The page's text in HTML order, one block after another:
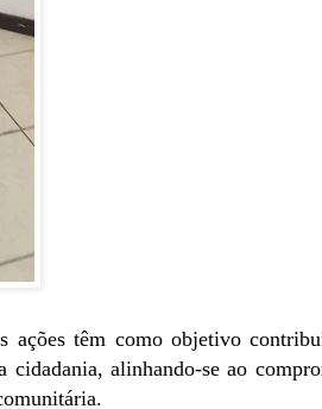
ações têm como objetivo
alinhando-se ao